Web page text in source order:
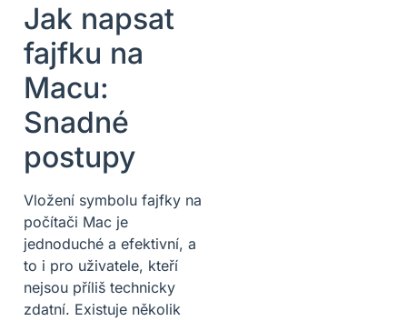
Jak napsat
fajfku na
Macu:
Snadné
postupy
Vložení symbolu fajfky na
počítači Mac je
jednoduché a efektivní, a
to i pro uživatele, kteří
nejsou příliš technicky
zdatní. Existuje několik